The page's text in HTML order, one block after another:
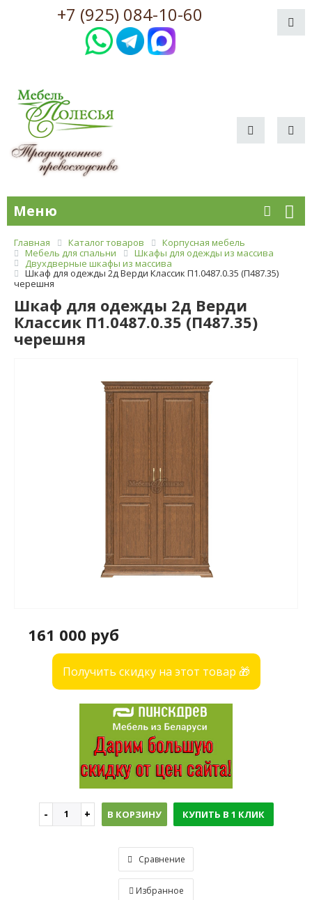
+7 (925) 084-10-60
Меню
Главная Каталог товаров
Корпусная мебель
Мебель для спальни
Шкафы для одежды из массива
Двухдверные шкафы из массива
Шкаф для одежды 2д Верди Классик П1.0487.0.35 (П487.35)
черешня
Шкаф для одежды 2д Верди
Классик П1.0487.0.35 (П487.35)
черешня
161 000 руб
Получить скидку на этот товар 🎁
В КОРЗИНУ КУПИТЬ В 1 КЛИК
Сравнение
Избранное